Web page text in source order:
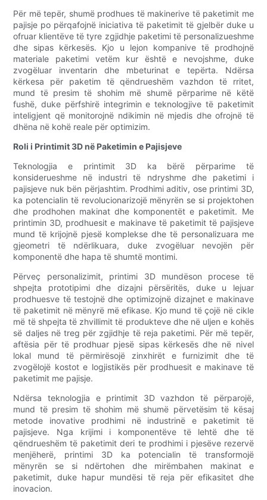
Për më tepër, shumë prodhues të makinerive të paketimit me
pajisje po përqafojnë iniciativa të paketimit të gjelbër duke u
ofruar klientëve të tyre zgjidhje paketimi të personalizueshme
dhe sipas kërkesës. Kjo u lejon kompanive të prodhojnë
materiale paketimi vetëm kur është e nevojshme, duke
zvogëluar inventarin dhe mbeturinat e tepërta. Ndërsa
kërkesa për paketim të qëndrueshëm vazhdon të rritet,
mund të presim të shohim më shumë përparime në këtë
fushë, duke përfshirë integrimin e teknologjive të paketimit
inteligjent që monitorojnë ndikimin në mjedis dhe ofrojnë të
dhëna në kohë reale për optimizim.
Roli i Printimit 3D në Paketimin e Pajisjeve
Teknologjia e printimit 3D ka bërë përparime të
konsiderueshme në industri të ndryshme dhe paketimi i
pajisjeve nuk bën përjashtim. Prodhimi aditiv, ose printimi 3D,
ka potencialin të revolucionarizojë mënyrën se si projektohen
dhe prodhohen makinat dhe komponentët e paketimit. Me
printimin 3D, prodhuesit e makinave të paketimit të pajisjeve
mund të krijojnë pjesë komplekse dhe të personalizuara me
gjeometri të ndërlikuara, duke zvogëluar nevojën për
komponentë dhe hapa të shumtë montimi.
Përveç personalizimit, printimi 3D mundëson procese të
shpejta prototipimi dhe dizajni përsëritës, duke u lejuar
prodhuesve të testojnë dhe optimizojnë dizajnet e makinave
të paketimit në mënyrë më efikase. Kjo mund të çojë në cikle
më të shpejta të zhvillimit të produkteve dhe në uljen e kohës
së daljes në treg për zgjidhje të reja paketimi. Për më tepër,
aftësia për të prodhuar pjesë sipas kërkesës dhe në nivel
lokal mund të përmirësojë zinxhirët e furnizimit dhe të
zvogëlojë kostot e logjistikës për prodhuesit e makinave të
paketimit me pajisje.
Ndërsa teknologjia e printimit 3D vazhdon të përparojë,
mund të presim të shohim më shumë përvetësim të kësaj
metode inovative prodhimi në industrinë e paketimit të
pajisjeve. Nga krijimi i komponentëve të lehtë dhe të
qëndrueshëm të paketimit deri te prodhimi i pjesëve rezervë
menjëherë, printimi 3D ka potencialin të transformojë
mënyrën se si ndërtohen dhe mirëmbahen makinat e
paketimit, duke hapur mundësi të reja për efikasitet dhe
inovacion.